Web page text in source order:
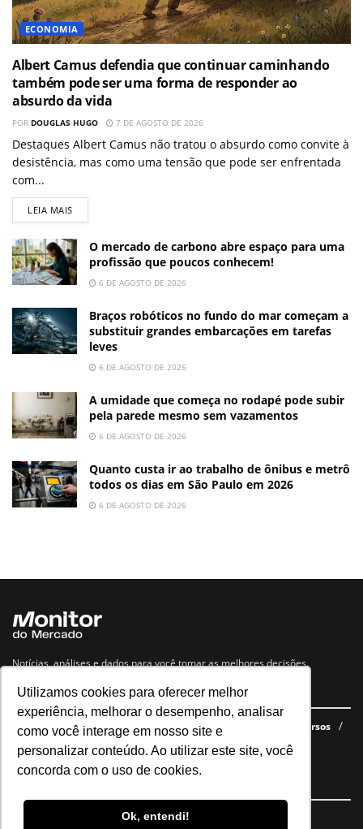
Utilizamos cookies para oferecer melhor
experiência, melhorar o desempenho, analisar
como você interage em nosso site e
personalizar conteúdo. Ao utilizar este site, você
concorda com o uso de cookies.
Ok, entendi!
ECONOMIA
Albert Camus defendia que continuar caminhando
também pode ser uma forma de responder ao
absurdo da vida
POR DOUGLAS HUGO 7 DE AGOSTO DE 2026
Destaques Albert Camus não tratou o absurdo como convite à
desistência, mas como uma tensão que pode ser enfrentada
com...
LEIA MAIS
O mercado de carbono abre espaço para uma
profissão que poucos conhecem!
6 DE AGOSTO DE 2026
Braços robóticos no fundo do mar começam a
substituir grandes embarcações em tarefas
leves
6 DE AGOSTO DE 2026
A umidade que começa no rodapé pode subir
pela parede mesmo sem vazamentos
6 DE AGOSTO DE 2026
Quanto custa ir ao trabalho de ônibus e metrô
todos os dias em São Paulo em 2026
6 DE AGOSTO DE 2026
Notícias, análises e dados para você tomar as melhores decisões.
Navegue no site
Últimas notícias Quem somos E-books gratuitos
Cursos
Política de privacidade